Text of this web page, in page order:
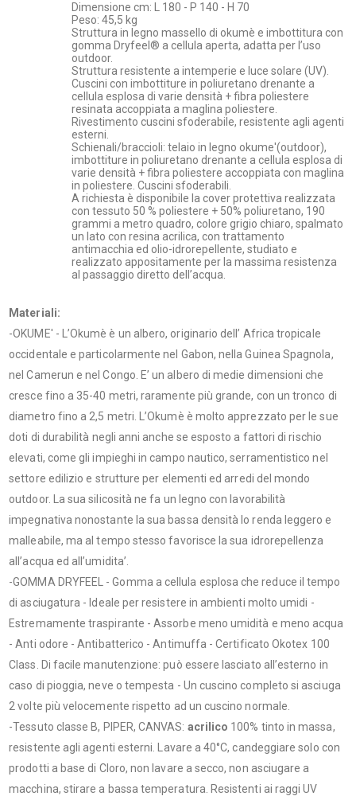
Dimensione cm: L 180 - P 140 - H 70
Peso: 45,5 kg
Struttura in legno massello di okumè e imbottitura con
gomma Dryfeel® a cellula aperta, adatta per l’uso
outdoor.
Struttura resistente a intemperie e luce solare (UV).
Cuscini con imbottiture in poliuretano drenante a
cellula esplosa di varie densità + fibra poliestere
resinata accoppiata a maglina poliestere.
Rivestimento cuscini sfoderabile, resistente agli agenti
esterni.
Schienali/braccioli: telaio in legno okume'(outdoor),
imbottiture in poliuretano drenante a cellula esplosa di
varie densità + fibra poliestere accoppiata con maglina
in poliestere. Cuscini sfoderabili.
A richiesta è disponibile la cover protettiva realizzata
con tessuto 50 % poliestere + 50% poliuretano, 190
grammi a metro quadro, colore grigio chiaro, spalmato
un lato con resina acrilica, con trattamento
antimacchia ed olio-idrorepellente, studiato e
realizzato appositamente per la massima resistenza
al passaggio diretto dell’acqua.
Materiali:
-OKUME' - L’Okumè è un albero, originario dell’ Africa tropicale
occidentale e particolarmente nel Gabon, nella Guinea Spagnola,
nel Camerun e nel Congo. E’ un albero di medie dimensioni che
cresce fino a 35-40 metri, raramente più grande, con un tronco di
diametro fino a 2,5 metri. L’Okumè è molto apprezzato per le sue
doti di durabilità negli anni anche se esposto a fattori di rischio
elevati, come gli impieghi in campo nautico, serramentistico nel
settore edilizio e strutture per elementi ed arredi del mondo
outdoor. La sua silicosità ne fa un legno con lavorabilità
impegnativa nonostante la sua bassa densità lo renda leggero e
malleabile, ma al tempo stesso favorisce la sua idrorepellenza
all’acqua ed all’umidita’.
-GOMMA DRYFEEL - Gomma a cellula esplosa che reduce il tempo
di asciugatura - Ideale per resistere in ambienti molto umidi -
Estremamente traspirante - Assorbe meno umidità e meno acqua
- Anti odore - Antibatterico - Antimuffa - Certificato Okotex 100
Class. Di facile manutenzione: può essere lasciato all’esterno in
caso di pioggia, neve o tempesta - Un cuscino completo si asciuga
2 volte più velocemente rispetto ad un cuscino normale.
-Tessuto classe B, PIPER, CANVAS: acrilico 100% tinto in massa,
resistente agli agenti esterni. Lavare a 40°C, candeggiare solo con
prodotti a base di Cloro, non lavare a secco, non asciugare a
macchina, stirare a bassa temperatura. Resistenti ai raggi UV